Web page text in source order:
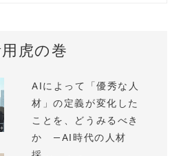
虎の巻
AIによって「優秀な人
材」の定義が変化した
ことを、どうみるべき
か —AI時代の人材